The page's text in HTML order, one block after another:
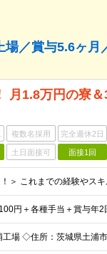
／賞与5.6ヶ
月1.8万円の寮
複数名採用 完全週休2日
土日面接可 面接1回